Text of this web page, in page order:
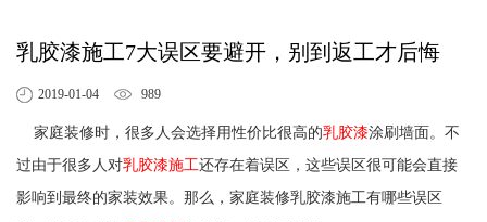
乳胶漆施工7大误区要避开，别到返工才后悔
2019-01-04 989
家庭装修时，很多人会选择用性价比很高的乳胶漆涂刷墙面。不
过由于很多人对乳胶漆施工还存在着误区，这些误区很可能会直接
影响到最终的家装效果。那么，家庭装修乳胶漆施工有哪些误区